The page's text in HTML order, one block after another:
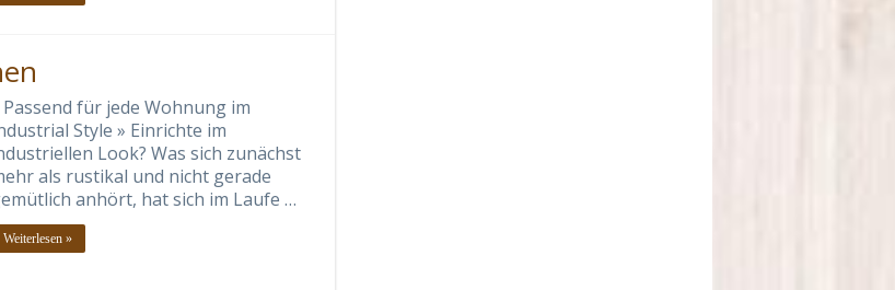
Passend für jede Wohnung im
Style » Einrichte im
Look? Was sich zunächst
als rustikal und nicht gerade
anhört, hat sich im Laufe …
Weiterlesen »